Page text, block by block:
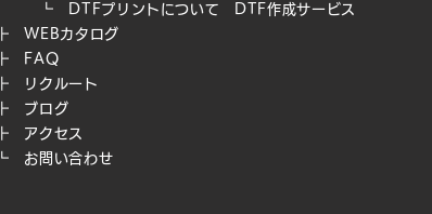
┗ DTFプリントについて
DTF作成サービス
┣
WEB​カタログ
┣
FAQ
┣ リクルート
┣
ブログ
┣
アクセス
┗ お問い合わせ